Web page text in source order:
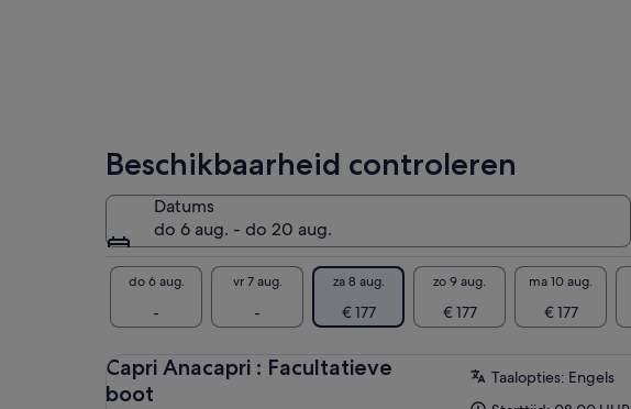
Beschikbaarheid controleren
Datums
do 6 aug. - do 20 aug.
do 6 aug.
-
vr 7 aug.
-
za 8 aug.
€ 177
zo 9 aug.
€ 177
ma 10 aug.
€ 177
Capri Anacapri : Facultatieve
boot
Taalopties: Engels